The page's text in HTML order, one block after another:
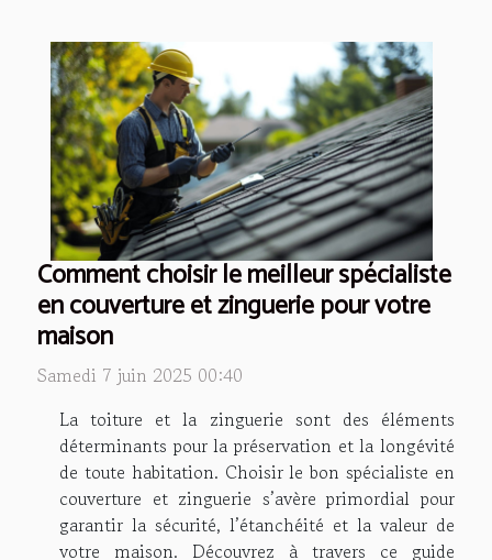
Comment choisir le meilleur spécialiste
en couverture et zinguerie pour votre
maison
Samedi 7 juin 2025 00:40
La toiture et la zinguerie sont des éléments
déterminants pour la préservation et la longévité
de toute habitation. Choisir le bon spécialiste en
couverture et zinguerie s’avère primordial pour
garantir la sécurité, l’étanchéité et la valeur de
votre maison. Découvrez à travers ce guide